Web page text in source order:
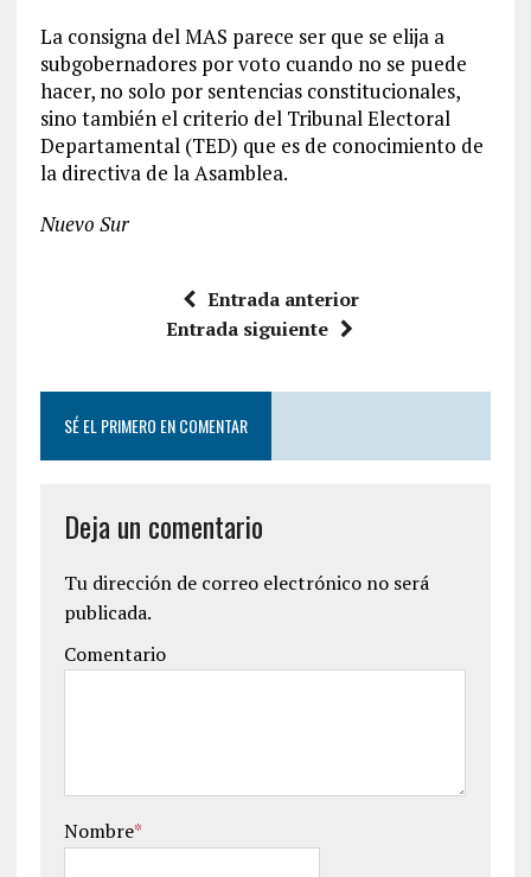
La consigna del MAS parece ser que se elija a
subgobernadores por voto cuando no se puede
hacer, no solo por sentencias constitucionales,
sino también el criterio del Tribunal Electoral
Departamental (TED) que es de conocimiento de
la directiva de la Asamblea.
Nuevo Sur
Entrada anterior
Entrada siguiente
SÉ EL PRIMERO EN COMENTAR
Deja un comentario
Tu dirección de correo electrónico no será
publicada.
Comentario
Nombre*